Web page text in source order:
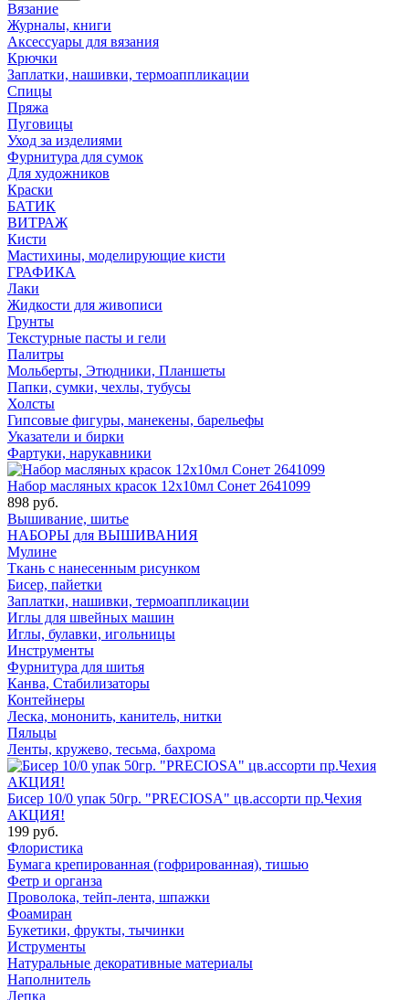
Вязание
Журналы, книги
Аксессуары для вязания
Крючки
Заплатки, нашивки, термоаппликации
Спицы
Пряжа
Пуговицы
Уход за изделиями
Фурнитура для сумок
Для художников
Краски
БАТИК
ВИТРАЖ
Кисти
Мастихины, моделирующие кисти
ГРАФИКА
Лаки
Жидкости для живописи
Грунты
Текстурные пасты и гели
Палитры
Мольберты, Этюдники, Планшеты
Папки, сумки, чехлы, тубусы
Холсты
Гипсовые фигуры, манекены, барельефы
Указатели и бирки
Фартуки, нарукавники
Набор масляных красок 12х10мл Сонет 2641099
898 руб.
Вышивание, шитье
НАБОРЫ для ВЫШИВАНИЯ
Мулине
Ткань с нанесенным рисунком
Бисер, пайетки
Заплатки, нашивки, термоаппликации
Иглы для швейных машин
Иглы, булавки, игольницы
Инструменты
Фурнитура для шитья
Канва, Стабилизаторы
Контейнеры
Леска, мононить, канитель, нитки
Пяльцы
Ленты, кружево, тесьма, бахрома
Бисер 10/0 упак 50гр. "PRECIOSA" цв.ассорти пр.Чехия
АКЦИЯ!
199 руб.
Флористика
Бумага крепированная (гофрированная), тишью
Фетр и органза
Проволока, тейп-лента, шпажки
Фоамиран
Букетики, фрукты, тычинки
Иструменты
Натуральные декоративные материалы
Наполнитель
Лепка